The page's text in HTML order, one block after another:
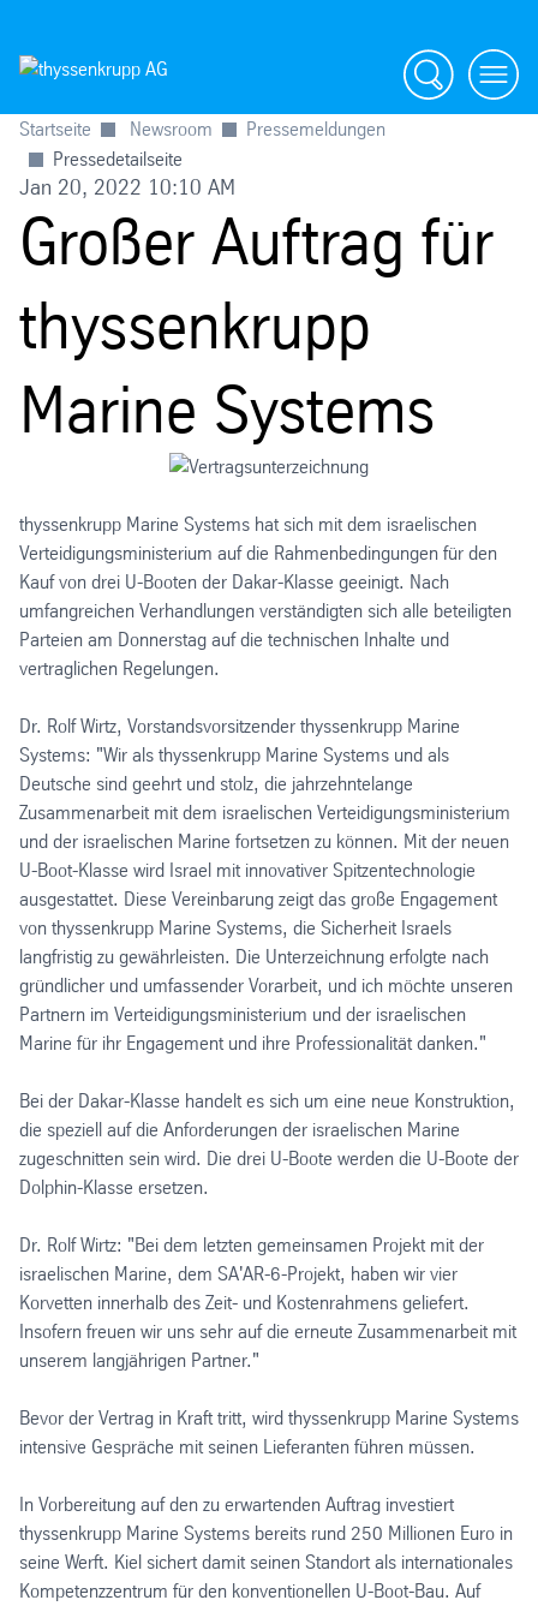
Suche menü
Startseite Newsroom
Pressemeldungen
Pressedetailseite
Jan 20, 2022 10:10 AM
Großer Auftrag für
thyssenkrupp
Marine Systems
thyssenkrupp Marine Systems hat sich mit dem israelischen
Verteidigungsministerium auf die Rahmenbedingungen für den
Kauf von drei U-Booten der Dakar-Klasse geeinigt. Nach
umfangreichen Verhandlungen verständigten sich alle beteiligten
Parteien am Donnerstag auf die technischen Inhalte und
vertraglichen Regelungen.
Dr. Rolf Wirtz, Vorstandsvorsitzender thyssenkrupp Marine
Systems: "Wir als thyssenkrupp Marine Systems und als
Deutsche sind geehrt und stolz, die jahrzehntelange
Zusammenarbeit mit dem israelischen Verteidigungsministerium
und der israelischen Marine fortsetzen zu können. Mit der neuen
U-Boot-Klasse wird Israel mit innovativer Spitzentechnologie
ausgestattet. Diese Vereinbarung zeigt das große Engagement
von thyssenkrupp Marine Systems, die Sicherheit Israels
langfristig zu gewährleisten. Die Unterzeichnung erfolgte nach
gründlicher und umfassender Vorarbeit, und ich möchte unseren
Partnern im Verteidigungsministerium und der israelischen
Marine für ihr Engagement und ihre Professionalität danken."
Bei der Dakar-Klasse handelt es sich um eine neue Konstruktion,
die speziell auf die Anforderungen der israelischen Marine
zugeschnitten sein wird. Die drei U-Boote werden die U-Boote der
Dolphin-Klasse ersetzen.
Dr. Rolf Wirtz: "Bei dem letzten gemeinsamen Projekt mit der
israelischen Marine, dem SA'AR-6-Projekt, haben wir vier
Korvetten innerhalb des Zeit- und Kostenrahmens geliefert.
Insofern freuen wir uns sehr auf die erneute Zusammenarbeit mit
unserem langjährigen Partner."
Bevor der Vertrag in Kraft tritt, wird thyssenkrupp Marine Systems
intensive Gespräche mit seinen Lieferanten führen müssen.
In Vorbereitung auf den zu erwartenden Auftrag investiert
thyssenkrupp Marine Systems bereits rund 250 Millionen Euro in
seine Werft. Kiel sichert damit seinen Standort als internationales
Kompetenzzentrum für den konventionellen U-Boot-Bau. Auf